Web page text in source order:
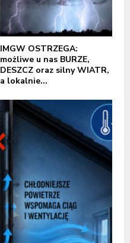
IMGW OSTRZEGA:
możliwe u nas BURZE,
DESZCZ oraz silny WIATR,
a lokalnie...